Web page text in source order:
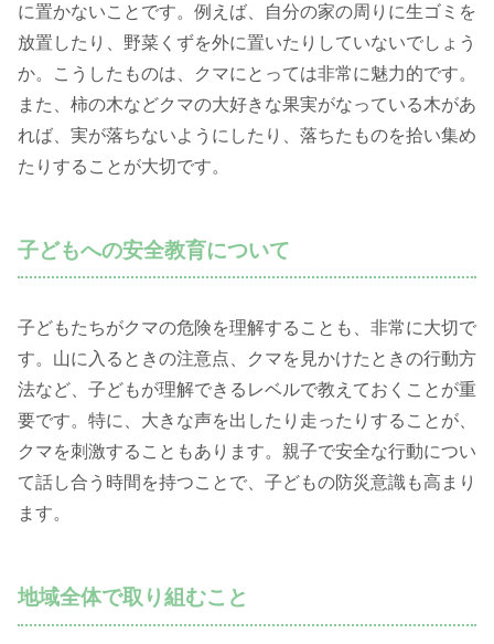
に置かないことです。例えば、自分の家の周りに生ゴミを
放置したり、野菜くずを外に置いたりしていないでしょう
か。こうしたものは、クマにとっては非常に魅力的です。
また、柿の木などクマの大好きな果実がなっている木があ
れば、実が落ちないようにしたり、落ちたものを拾い集め
たりすることが大切です。
子どもへの安全教育について
子どもたちがクマの危険を理解することも、非常に大切で
す。山に入るときの注意点、クマを見かけたときの行動方
法など、子どもが理解できるレベルで教えておくことが重
要です。特に、大きな声を出したり走ったりすることが、
クマを刺激することもあります。親子で安全な行動につい
て話し合う時間を持つことで、子どもの防災意識も高まり
ます。
地域全体で取り組むこと